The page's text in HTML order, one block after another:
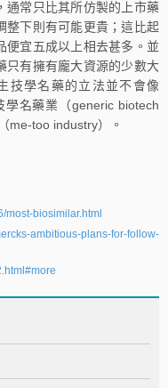
通常只比其所仿製的上市藥
整下則有可能更貴；這比起
便宜五成以上相去甚多。並
只有擁有龐大資源的少數大
技學名藥的立法並不會像
學名藥業（generic biotech
me-too industry）。
most-biosimilar.html
ambitious-plans-for-follow-